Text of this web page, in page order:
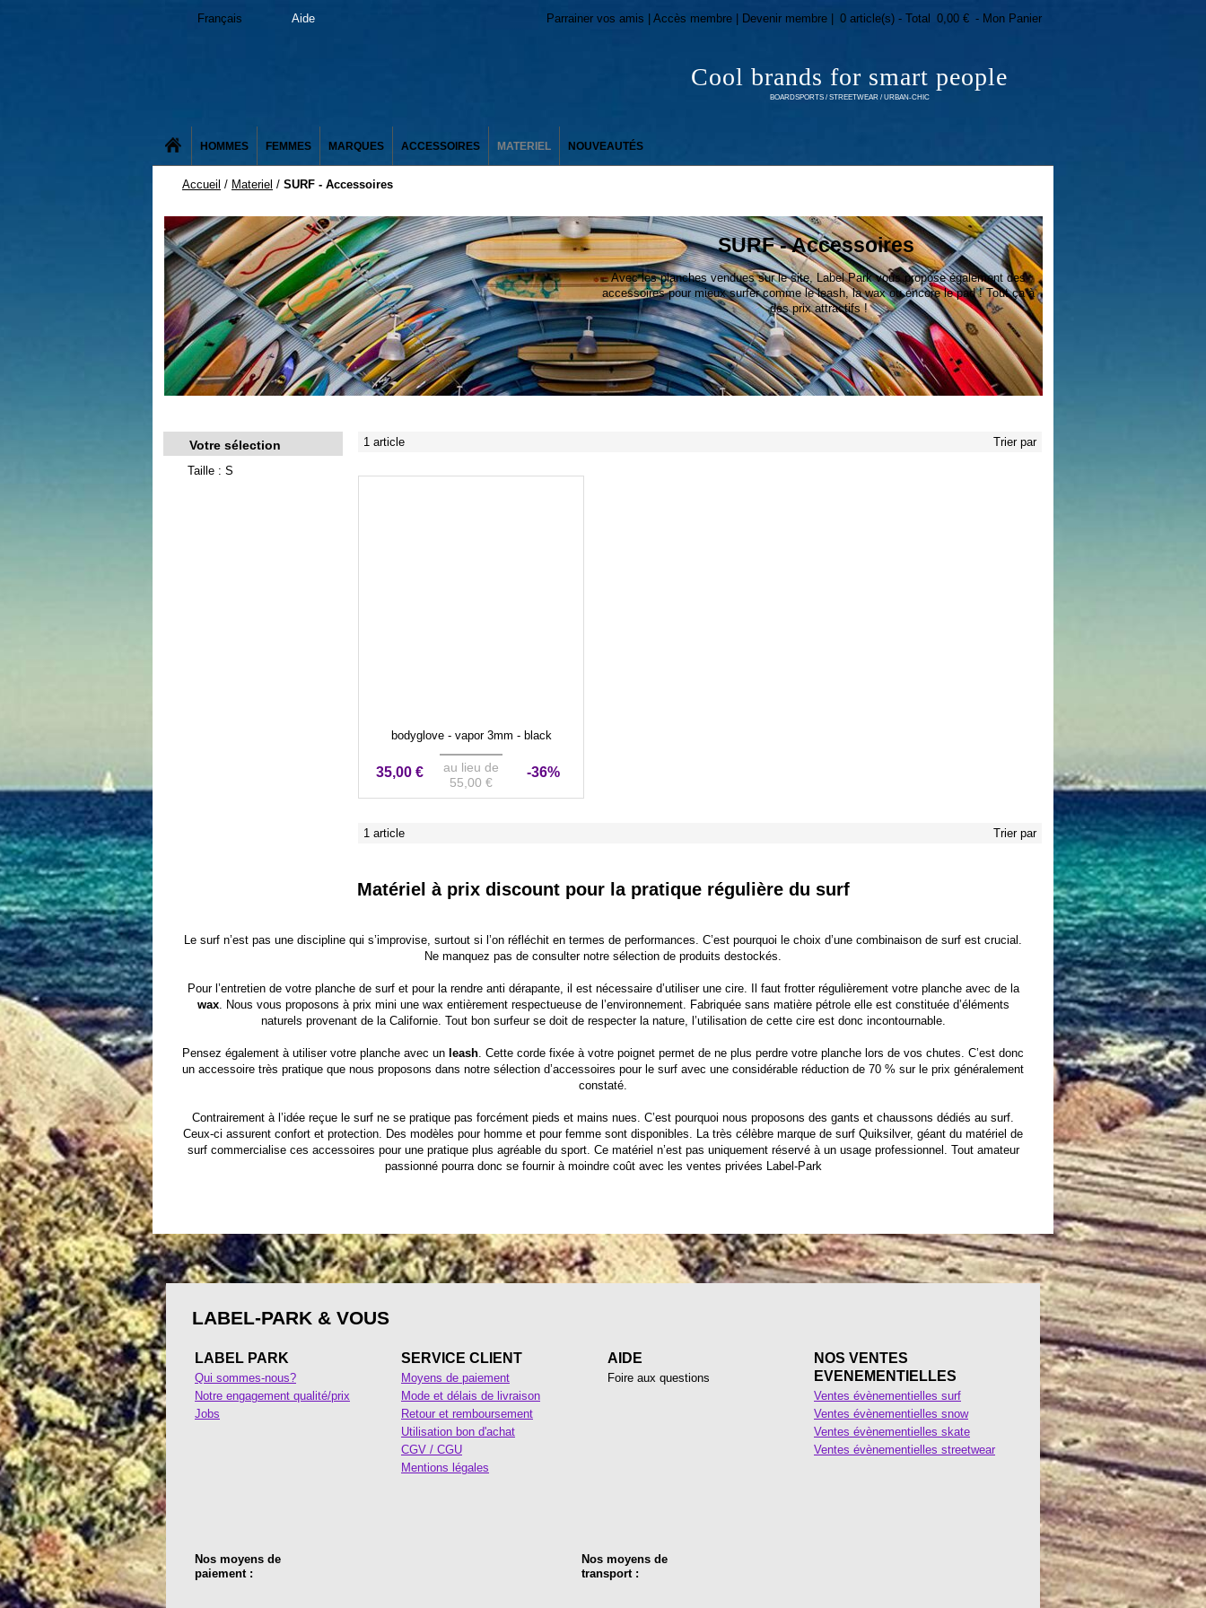
Cool brands for smart people
BOARDSPORTS / STREETWEAR / URBAN-CHIC
Français Aide Parrainer vos amis | Accès membre | Devenir membre | 0 article(s) - Total 0,00 € - Mon Panier
HOMMES FEMMES MARQUES ACCESSOIRES MATERIEL NOUVEAUTÉS
Accueil / Materiel / SURF - Accessoires
SURF - Accessoires
Avec les planches vendues sur le site, Label Park vous propose également des
accessoires pour mieux surfer comme le leash, la wax ou encore le pad ! Tout ça à
des prix attractifs !
Votre sélection
Taille : S
1 article Trier par
bodyglove - vapor 3mm - black
35,00 €
au lieu de
55,00 €
-36%
1 article Trier par
Matériel à prix discount pour la pratique régulière du surf
Le surf n’est pas une discipline qui s’improvise, surtout si l’on réfléchit en termes de performances. C’est pourquoi le choix d’une combinaison de surf est crucial.
Ne manquez pas de consulter notre sélection de produits destockés.
Pour l’entretien de votre planche de surf et pour la rendre anti dérapante, il est nécessaire d’utiliser une cire. Il faut frotter régulièrement votre planche avec de la
wax. Nous vous proposons à prix mini une wax entièrement respectueuse de l’environnement. Fabriquée sans matière pétrole elle est constituée d’éléments
naturels provenant de la Californie. Tout bon surfeur se doit de respecter la nature, l’utilisation de cette cire est donc incontournable.
Pensez également à utiliser votre planche avec un leash . Cette corde fixée à votre poignet permet de ne plus perdre votre planche lors de vos chutes. C’est donc
un accessoire très pratique que nous proposons dans notre sélection d’accessoires pour le surf avec une considérable réduction de 70 % sur le prix généralement
constaté.
Contrairement à l’idée reçue le surf ne se pratique pas forcément pieds et mains nues. C’est pourquoi nous proposons des gants et chaussons dédiés au surf.
Ceux-ci assurent confort et protection. Des modèles pour homme et pour femme sont disponibles. La très célèbre marque de surf Quiksilver, géant du matériel de
surf commercialise ces accessoires pour une pratique plus agréable du sport. Ce matériel n’est pas uniquement réservé à un usage professionnel. Tout amateur
passionné pourra donc se fournir à moindre coût avec les ventes privées Label-Park
LABEL-PARK & VOUS
LABEL PARK
Qui sommes-nous?
Notre engagement qualité/prix
Jobs
SERVICE CLIENT
Moyens de paiement
Mode et délais de livraison
Retour et remboursement
Utilisation bon d'achat
CGV / CGU
Mentions légales
AIDE
Foire aux questions
NOS VENTES
EVENEMENTIELLES
Ventes évènementielles surf
Ventes évènementielles snow
Ventes évènementielles skate
Ventes évènementielles streetwear
Nos moyens de
paiement :
Nos moyens de
transport :